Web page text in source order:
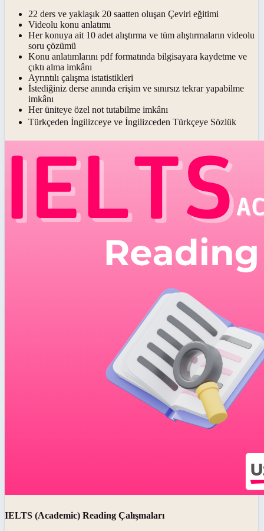
22 ders ve yaklaşık 20 saatten oluşan Çeviri eğitimi
Videolu konu anlatımı
Her konuya ait 10 adet alıştırma ve tüm alıştırmaların videolu
soru çözümü
Konu anlatımlarını pdf formatında bilgisayara kaydetme ve
çıktı alma imkânı
Ayrıntılı çalışma istatistikleri
İstediğiniz derse anında erişim ve sınırsız tekrar yapabilme
imkânı
Her üniteye özel not tutabilme imkânı
Türkçeden İngilizceye ve İngilizceden Türkçeye Sözlük
IELTS (Academic) Reading Çalışmaları